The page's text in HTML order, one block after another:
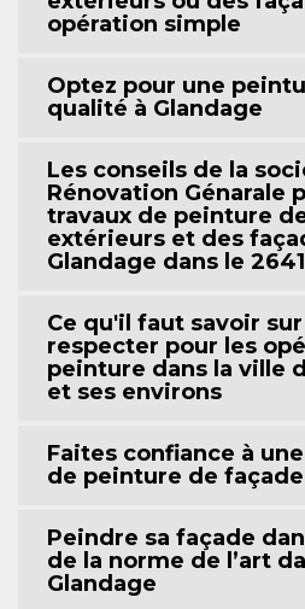
opération simple
Optez pour une
qualité à Glandage
Les conseils de la
Rénovation Génarale
travaux de peinture
extérieurs et des
Glandage dans le
Ce qu'il faut savoir
respecter pour les
peinture dans la ville
et ses environs
Faites confiance à
de peinture de façade
Peindre sa façade
de la norme de l’art
Glandage